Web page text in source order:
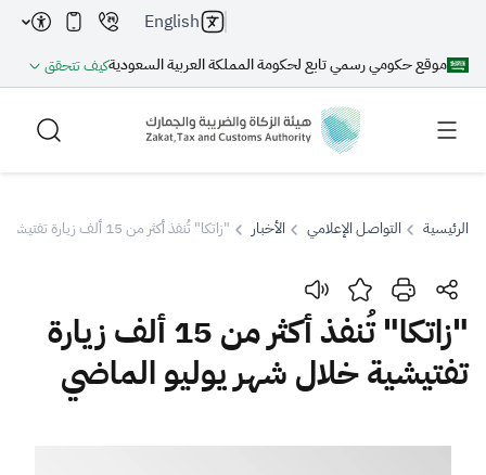
موقع حكومي رسمي تابع لحكومة المملكة العربية السعوديةكيف تتحقق
English
بحث
بحث بحث AI
اقتراحات
الرئيسية التواصل الإعلامي الأخبار "زاتكا" تُنفذ أكثر من 15 ألف زيارة تفتيشية خلال شهر يوليو الماضي
"زاتكا" تُنفذ أكثر من 15 ألف زيارة
تفتيشية خلال شهر يوليو الماضي